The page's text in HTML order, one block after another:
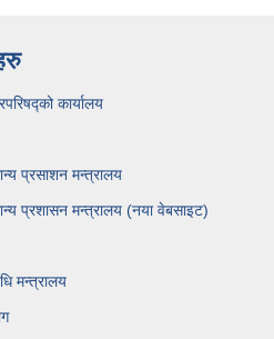
कार्यालय
प्रसाशन मन्त्रालय
प्रशासन मन्त्रालय (नया वेबसाइट)
मन्त्रालय